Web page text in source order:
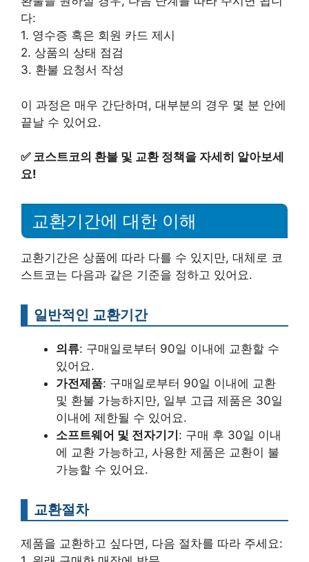
다:
1. 영수증 혹은 회원 카드 제시
2. 상품의 상태 점검
3. 환불 요청서 작성
이 과정은 매우 간단하며, 대부분의 경우 몇 분 안에
끝날 수 있어요.
✅ 코스트코의 환불 및 교환 정책을 자세히 알아보세
요!
교환기간에 대한 이해
교환기간은 상품에 따라 다를 수 있지만, 대체로 코
스트코는 다음과 같은 기준을 정하고 있어요.
일반적인 교환기간
의류: 구매일로부터 90일 이내에 교환할 수
있어요.
가전제품: 구매일로부터 90일 이내에 교환
및 환불 가능하지만, 일부 고급 제품은 30일
이내에 제한될 수 있어요.
소프트웨어 및 전자기기 : 구매 후 30일 이내
에 교환 가능하고, 사용한 제품은 교환이 불
가능할 수 있어요.
교환절차
제품을 교환하고 싶다면, 다음 절차를 따라 주세요: